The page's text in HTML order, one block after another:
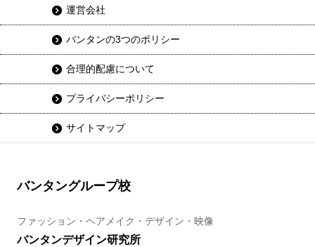
運営会社
バンタンの3つのポリシー
合理的配慮について
プライバシーポリシー
サイトマップ
バンタングループ校
ファッション・ヘアメイク・デザイン・映像
バンタンデザイン研究所